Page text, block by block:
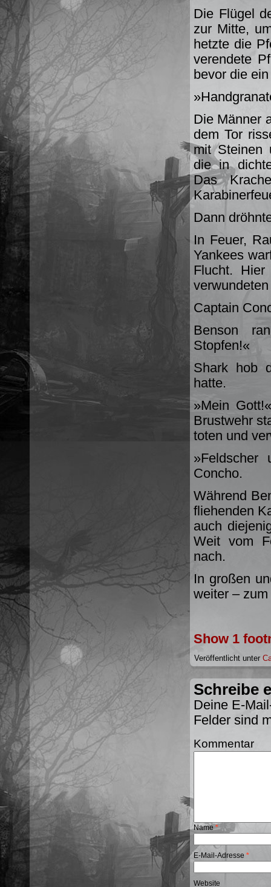
Die Flügel
zur Mitte,
hetzte die
verendete
bevor die
Die Männer
dem Tor
mit Steinen
die in
Das
Dann
In Feuer,
Yankees
Flucht.
Captain
Benson
Stopfen!«
Shark hob
hatte.
»Mein
Brustwehr
toten und
»Feldscher
Concho.
Während
fliehenden
auch
Weit vom
nach.
In großen
weiter –
Show 1
Veröffentlicht unter
Schreibe
Deine E-
Felder sind
Kommentar
Name*
E-Mail-Adresse *
Website